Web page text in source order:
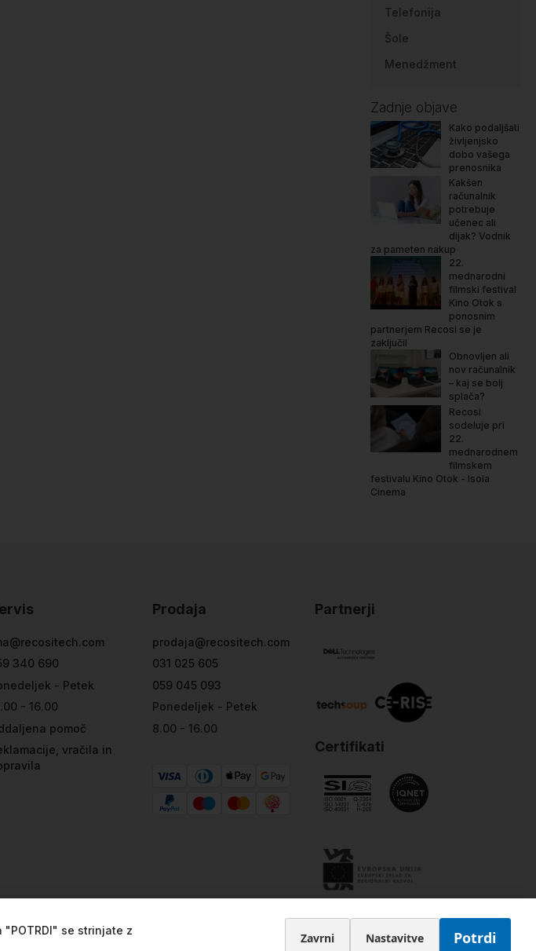
Telefonija
Šole
Menedžment
Zadnje objave
Kako podaljšati
življenjsko
dobo vašega
prenosnika
Kakšen
računalnik
potrebuje
učenec ali
dijak? Vodnik
za pameten nakup
22.
mednarodni
filmski festival
Kino Otok s
ponosnim
partnerjem Recosi se je
zaključil
Obnovljen ali
nov računalnik
– kaj se bolj
splača?
Recosi
sodeluje pri
22.
mednarodnem
filmskem
festivalu Kino Otok - Isola
Cinema
340 690
- Petek
- 16.00
pomoč
vračila in
Prodaja
prodaja@recositech.com
031 025 605
059 045 093
Ponedeljek - Petek
8.00 - 16.00
Partnerji
Certifikati
se strinjate z
Zavrni Nastavitve Potrdi